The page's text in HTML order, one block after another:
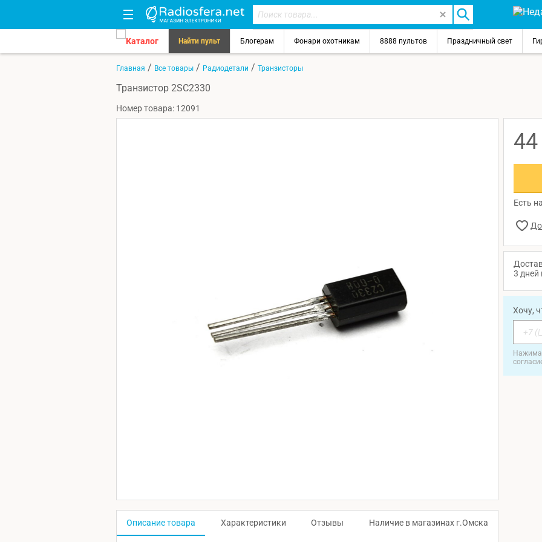
Каталог Найти пульт Блогерам Фонари охотникам 8888 пультов Праздничный свет
Главная / Все товары / Радиодетали / Транзисторы
Транзистор 2SC2330
Номер товара: 12091
44
Есть
3 дней
Хочу,
Описание товара Характеристики Отзывы Наличие в магазинах г.Омска